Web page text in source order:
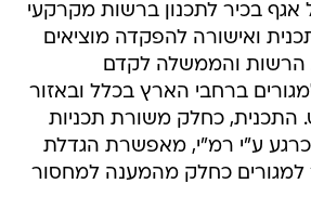
אגף בכיר לתכנון ברשות מקרקעי
ואישורה להפקדה מוציאים
הרשות והממשלה לקדם
ברחבי הארץ בכלל ובאזור
כחלק משורת תכניות
ע"י רמ"י, מאפשרת הגדלת
למגורים כחלק מהמענה למחסור